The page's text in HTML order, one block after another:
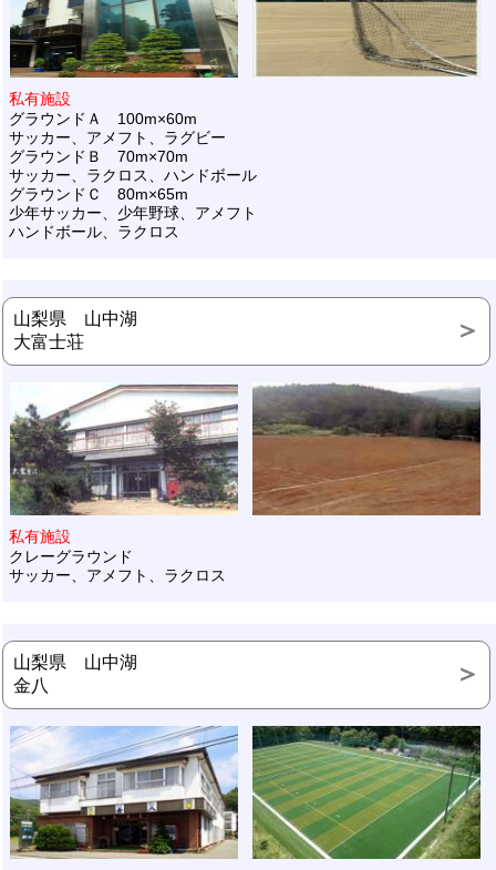
私有施設
グラウンドＡ 100m×60m
サッカー、アメフト、ラグビー
グラウンドＢ 70m×70m
サッカー、ラクロス、ハンドボール
グラウンドＣ 80m×65m
少年サッカー、少年野球、アメフト
ハンドボール、ラクロス
山梨県 山中湖
大富士荘
私有施設
クレーグラウンド
サッカー、アメフト、ラクロス
山梨県 山中湖
金八